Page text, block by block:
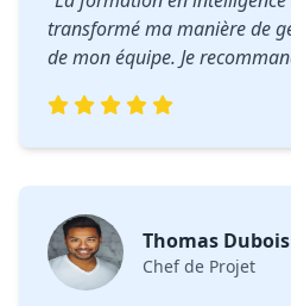
transformé ma manière de
de mon équipe. Je
Thomas Dubois
Chef de Projet